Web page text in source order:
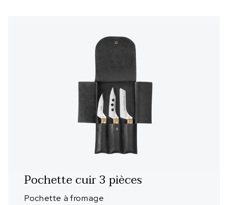
Pochette cuir 3 pièces
Pochette à fromage